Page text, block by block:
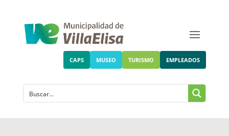
CAPS MUSEO TURISMO EMPLEADOS